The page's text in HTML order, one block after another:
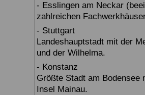
- Esslingen am Neckar
zahlreichen
- Stuttgart
Landeshauptstadt mit der
und der Wilhelma.
- Konstanz
Größte Stadt am Bodensee
Insel Mainau.